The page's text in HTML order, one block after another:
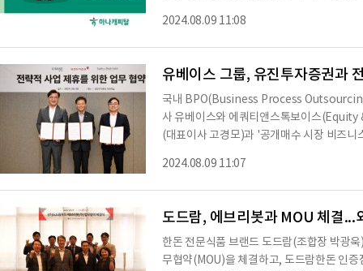
획 △디지털 등 5개 부문으로, 서류전형 이
합격자를 선발한다. 선발된 인턴사원은 직
2024.08.09 11:08
유베이스 그룹, 유진투자증권과
국내 BPO(Business Process
사 유베이스와 에쿼티앤스톡보이스
(대표이사 고경모)과 '공개매수 시장 비즈
이 참석한 가운데 지난 8일 오후, 여의도 유
통해 세 회사는 유베이스와 에쿼티앤스톡
개매수
2024.08.09 11:07
도드람, 에브리봇과 MOU 체결...
한돈 전문식품 브랜드 도드람(조합장 박광
무협약(MOU)을 체결하고, 도드람한돈 인